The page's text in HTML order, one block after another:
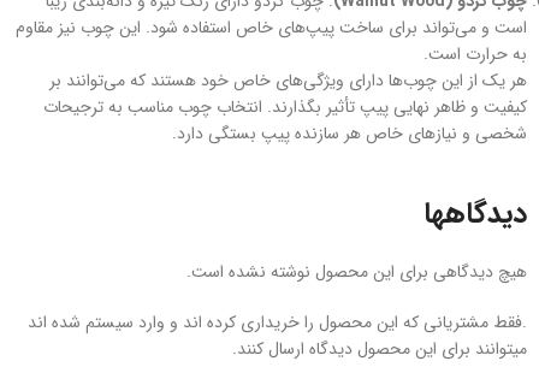
است و می‌تواند برای ساخت پیپ‌های خاص استفاده شود. این چوب نیز مقاوم
به حرارت است.
هر یک از این چوب‌ها دارای ویژگی‌های خاص خود هستند که می‌توانند بر
کیفیت و ظاهر نهایی پیپ تأثیر بگذارند. انتخاب چوب مناسب به ترجیحات
شخصی و نیازهای خاص هر سازنده پیپ بستگی دارد.
دیدگاهها
هیچ دیدگاهی برای این محصول نوشته نشده است.
.فقط مشتریانی که این محصول را خریداری کرده اند و وارد سیستم شده اند
میتوانند برای این محصول دیدگاه ارسال کنند.